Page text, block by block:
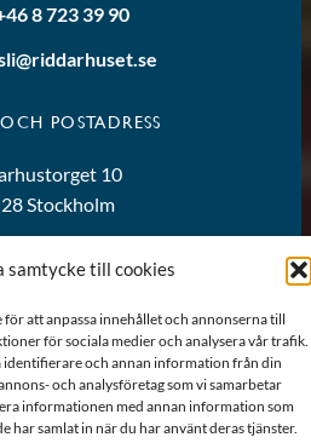
samtycke till cookies
att anpassa innehållet och annonserna till
för sociala medier och analysera vår trafik.
och annan information från din
och analysföretag som vi samarbetar
informationen med annan information som
har samlat in när du har använt deras tjänster.
8 723 39 90
POSTADRESS
10
Stockholm